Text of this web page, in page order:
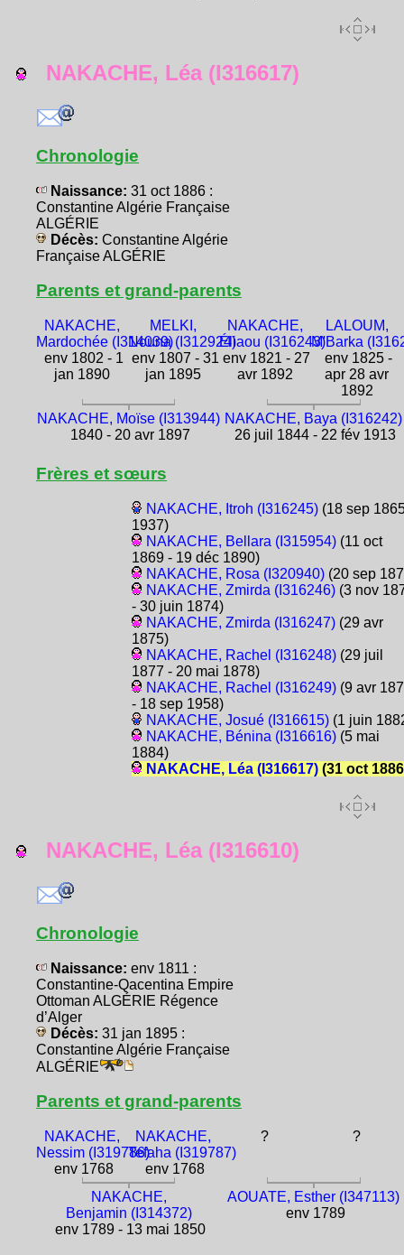
NAKACHE, Léa (I316617)
Chronologie
Naissance: 31 oct 1886 :
Constantine Algérie Française
ALGÉRIE
Décès: Constantine Algérie
Française ALGÉRIE
Parents et grand-parents
NAKACHE,
Mardochée (I314039)
env 1802 - 1
jan 1890
MELKI,
Nouna (I312924)
env 1807 - 31
jan 1895
NAKACHE,
Éliaou (I316243)
env 1821 - 27
avr 1892
LALOUM,
M'Barka
env 1825 -
apr 28 avr
1892
NAKACHE, Moïse (I313944)
1840 - 20 avr 1897
NAKACHE, Baya (I316242)
26 juil 1844 - 22 fév 1913
Frères et sœurs
NAKACHE, Itroh (I316245)(18 sep
1937)
NAKACHE, Bellara (I315954)(11 oct
1869 - 19 déc 1890)
NAKACHE, Rosa (I320940)(20 sep
NAKACHE, Zmirda (I316246)(3 nov
- 30 juin 1874)
NAKACHE, Zmirda (I316247)(29 avr
1875)
NAKACHE, Rachel (I316248)(29 juil
1877 - 20 mai 1878)
NAKACHE, Rachel (I316249)(9 avr
- 18 sep 1958)
NAKACHE, Josué (I316615)(1 juin
NAKACHE, Bénina (I316616)(5 mai
1884)
NAKACHE, Léa (I316617)(31 oct
NAKACHE, Léa (I316610)
Chronologie
Naissance: env 1811 :
Constantine-Qacentina Empire
Ottoman ALGÉRIE Régence
d’Alger
Décès: 31 jan 1895 :
Constantine Algérie Française
ALGÉRIE
Parents et grand-parents
NAKACHE,
Nessim (I319786)
env 1768
NAKACHE,
Tefaha (I319787)
env 1768
? ?
NAKACHE,
Benjamin (I314372)
env 1789 - 13 mai 1850
AOUATE, Esther (I347113)
env 1789